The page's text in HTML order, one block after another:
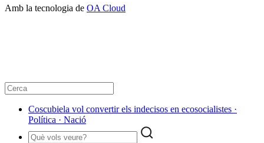
Amb la tecnologia de OA Cloud
Coscubiela vol convertir els indecisos en ecosocialistes ·
Política · Nació